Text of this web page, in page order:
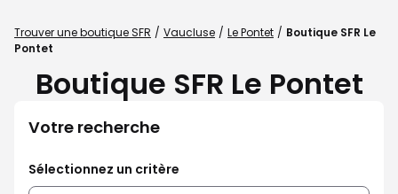
Trouver une boutique SFR Vaucluse Le Pontet
Boutique SFR Le
Pontet
Boutique SFR Le Pontet
Votre recherche
Sélectionnez un critère